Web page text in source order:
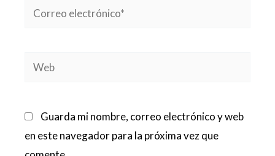
Correo
Web
Guarda mi nombre, correo electrónico y web
en este navegador para la próxima vez que